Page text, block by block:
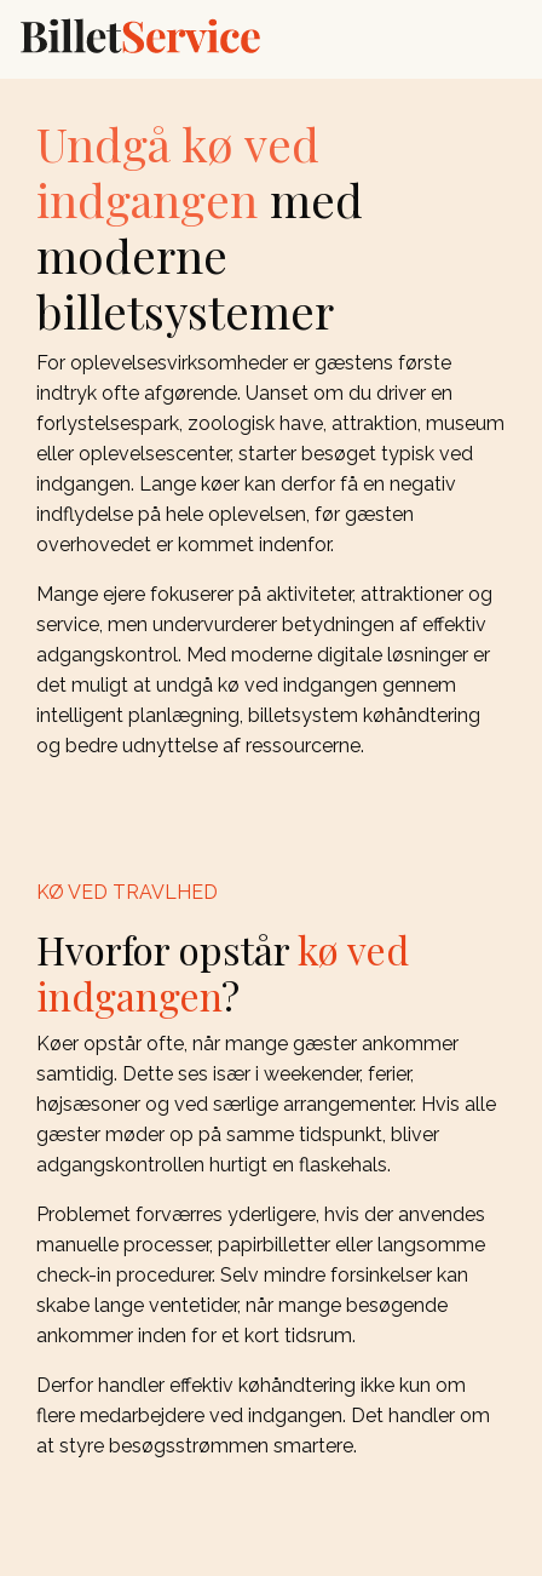
Spring til hovedindhold
Undgå kø ved
indgangen med
moderne
billetsystemer
For oplevelsesvirksomheder er gæstens første
indtryk ofte afgørende. Uanset om du driver en
forlystelsespark, zoologisk have, attraktion, museum
eller oplevelsescenter, starter besøget typisk ved
indgangen. Lange køer kan derfor få en negativ
indflydelse på hele oplevelsen, før gæsten
overhovedet er kommet indenfor.
Mange ejere fokuserer på aktiviteter, attraktioner og
service, men undervurderer betydningen af effektiv
adgangskontrol. Med moderne digitale løsninger er
det muligt at undgå kø ved indgangen gennem
intelligent planlægning, billetsystem køhåndtering
og bedre udnyttelse af ressourcerne.
KØ VED TRAVLHED
Hvorfor opstårkø ved
indgangen?
Køer opstår ofte, når mange gæster ankommer
samtidig. Dette ses især i weekender, ferier,
højsæsoner og ved særlige arrangementer. Hvis alle
gæster møder op på samme tidspunkt, bliver
adgangskontrollen hurtigt en flaskehals.
Problemet forværres yderligere, hvis der anvendes
manuelle processer, papirbilletter eller langsomme
check-in procedurer. Selv mindre forsinkelser kan
skabe lange ventetider, når mange besøgende
ankommer inden for et kort tidsrum.
Derfor handler effektiv køhåndtering ikke kun om
flere medarbejdere ved indgangen. Det handler om
at styre besøgsstrømmen smartere.